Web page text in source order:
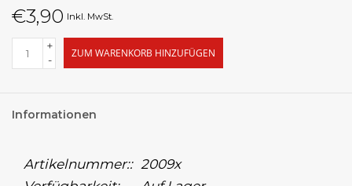
€3,90 Inkl. MwSt.
+
-
ZUM WARENKORB HINZUFÜGEN
Informationen
Artikelnummer:: 2009x